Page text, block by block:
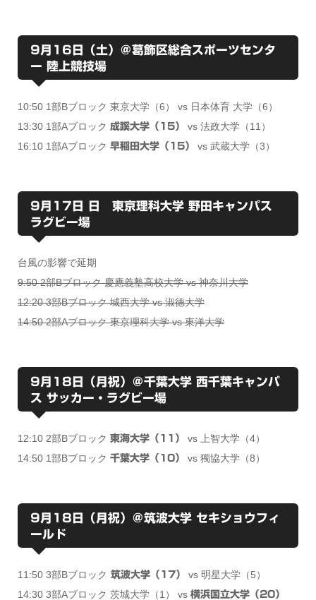
9月16日（土）＠葛飾区総合スポーツセンタ
ー 陸上競技場
10:50 1部Bブロック 東京大学（6） vs 日本体育 大学（6）
13:30 1部Aブロック 成蹊大学（15）
vs 法政大学（11）
16:10 1部Aブロック 早稲田大学（15） vs 武蔵大学（3）
9月17日 日 東京理科大学 野田キャンパス
ラグビー場
台風の影響で延期
9:50 2部Bブロック 慶應義塾高校大学 vs 神奈川大学
12:20 3部Bブロック 城西大学 vs 淑徳大学
14:50 2部Aブロック 東京理科大学 vs 東洋大学
9月18日（月祝）＠千葉大学 西千葉キャンパ
ス サッカー・ラグビー場
12:10 2部Bブロック 東海大学（11）
vs 上智大学（4）
14:50 1部Bブロック 千葉大学（10） vs 獨協大学（8）
9月18日（月祝）＠筑波大学 セキショウフィ
ールド
11:50 3部Bブロック 筑波大学（17）
vs 明星大学（5）
14:30 3部Aブロック 茨城大学（1） vs 横浜国立大学（20）